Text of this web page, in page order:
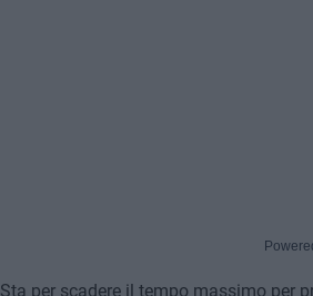
Sta per scadere il tempo massimo per